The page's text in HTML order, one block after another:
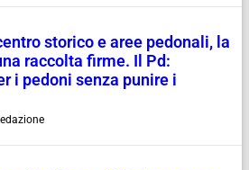
storico e aree pedonali, la
raccolta firme. Il Pd:
i pedoni senza punire i